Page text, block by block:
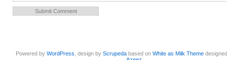
Powered byWordPress , design byScrupeda based onWhite as Milk Theme